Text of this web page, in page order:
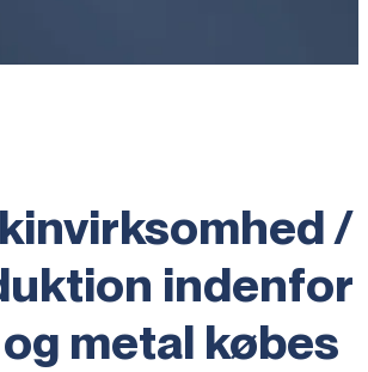
/
indenfor
metal købes